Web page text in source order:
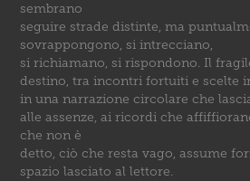
sembrano
seguire strade distinte, ma
sovrappongono, si intrecciano,
si richiamano, si rispondono. Il
destino, tra incontri fortuiti e scelte
in una narrazione circolare che
alle assenze, ai ricordi che
che non è
detto, ciò che resta vago, assume
spazio lasciato al lettore.